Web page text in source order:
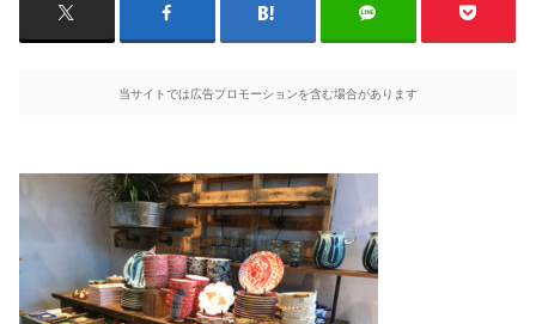
当サイトでは広告プロモーションを含む場合があります